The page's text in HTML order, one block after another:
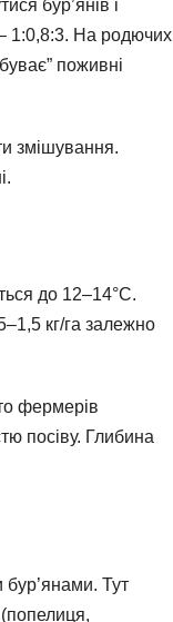
бур’янів і
1:0,8:3. На родючих
поживні
змішування.
до 12–14°C.
кг/га залежно
фермерів
посіву. Глибина
бур’янами. Тут